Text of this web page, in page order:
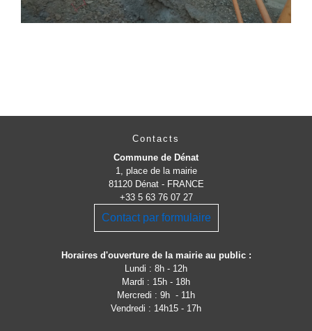
Contacts
Commune de Dénat
1, place de la mairie
81120 Dénat - FRANCE
+33 5 63 76 07 27
Contact par formulaire
Horaires d'ouverture de la mairie au public :
Lundi : 8h - 12h
Mardi : 15h - 18h
Mercredi : 9h - 11h
Vendredi : 14h15 - 17h